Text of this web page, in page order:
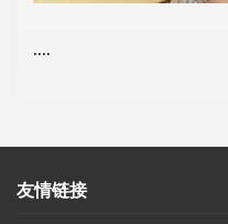
....
友情链接